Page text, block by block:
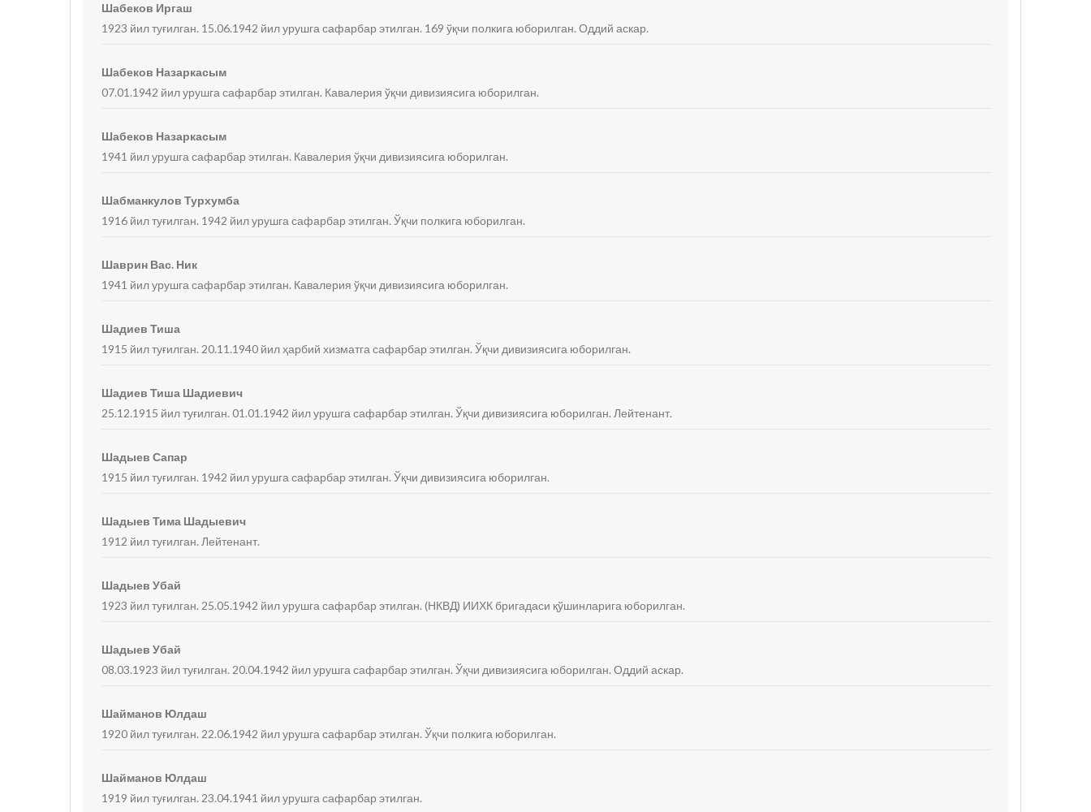
Шабеков Иргаш
1923 йил туғилган. 15.06.1942 йил урушга сафарбар этилган. 169 ўқчи полкига юборилган. Оддий аскар.
Шабеков Назаркасым
07.01.1942 йил урушга сафарбар этилган. Кавалерия ўқчи дивизиясига юборилган.
Шабеков Назаркасым
1941 йил урушга сафарбар этилган. Кавалерия ўқчи дивизиясига юборилган.
Шабманкулов Турхумба
1916 йил туғилган. 1942 йил урушга сафарбар этилган. Ўқчи полкига юборилган.
Шаврин Вас. Ник
1941 йил урушга сафарбар этилган. Кавалерия ўқчи дивизиясига юборилган.
Шадиев Тиша
1915 йил туғилган. 20.11.1940 йил ҳарбий хизматга сафарбар этилган. Ўқчи дивизиясига юборилган.
Шадиев Тиша Шадиевич
25.12.1915 йил туғилган. 01.01.1942 йил урушга сафарбар этилган. Ўқчи дивизиясига юборилган. Лейтенант.
Шадыев Сапар
1915 йил туғилган. 1942 йил урушга сафарбар этилган. Ўқчи дивизиясига юборилган.
Шадыев Тима Шадыевич
1912 йил туғилган. Лейтенант.
Шадыев Убай
1923 йил туғилган. 25.05.1942 йил урушга сафарбар этилган. (НКВД) ИИХК бригадаси қўшинларига юборилган.
Шадыев Убай
08.03.1923 йил туғилган. 20.04.1942 йил урушга сафарбар этилган. Ўқчи дивизиясига юборилган. Оддий аскар.
Шайманов Юлдаш
1920 йил туғилган. 22.06.1942 йил урушга сафарбар этилган. Ўқчи полкига юборилган.
Шайманов Юлдаш
1919 йил туғилган. 23.04.1941 йил урушга сафарбар этилган.